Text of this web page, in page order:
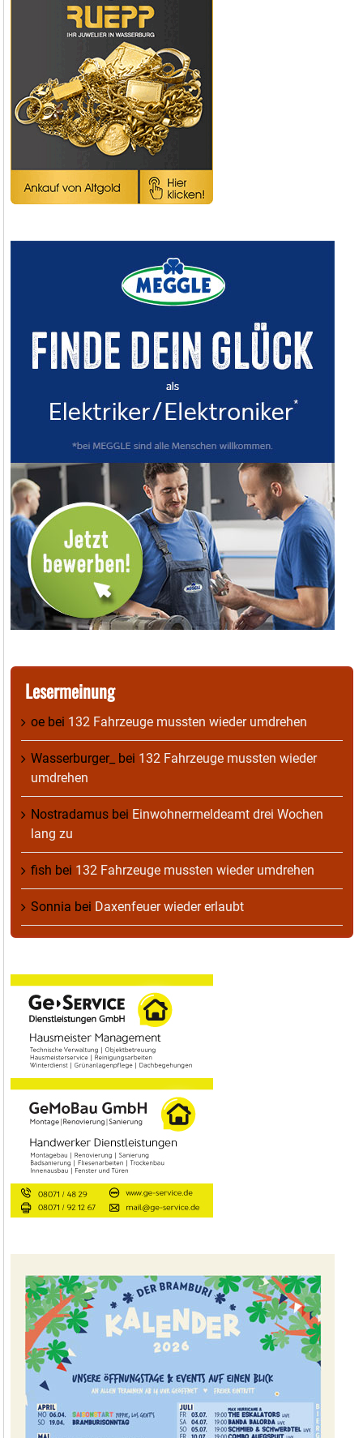
Lesermeinung
oe bei 132 Fahrzeuge mussten wieder umdrehen
Wasserburger_ bei 132 Fahrzeuge mussten wieder
umdrehen
Nostradamus bei Einwohnermeldeamt drei Wochen
lang zu
fish bei 132 Fahrzeuge mussten wieder umdrehen
Sonnia bei Daxenfeuer wieder erlaubt